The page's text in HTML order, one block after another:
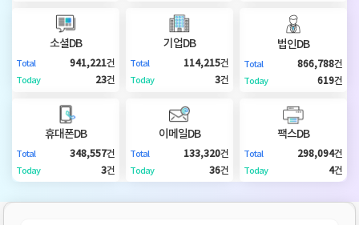
DB
인
휴
소셜DB
Total 941,221건
Today 23건
기업DB
Total 114,215건
Today 3건
법인DB
Total 866,788건
Today 619건
휴대폰DB
Total 348,557건
Today 3건
이메일DB
Total 133,320건
Today 36건
팩스DB
Total 298,094건
Today 4건